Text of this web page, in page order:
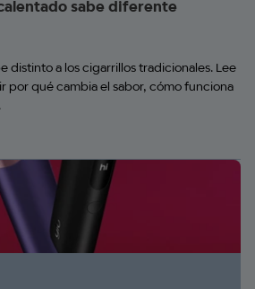
sabe diferente
distinto a los cigarrillos tradicionales. Lee
por qué cambia el sabor, cómo funciona